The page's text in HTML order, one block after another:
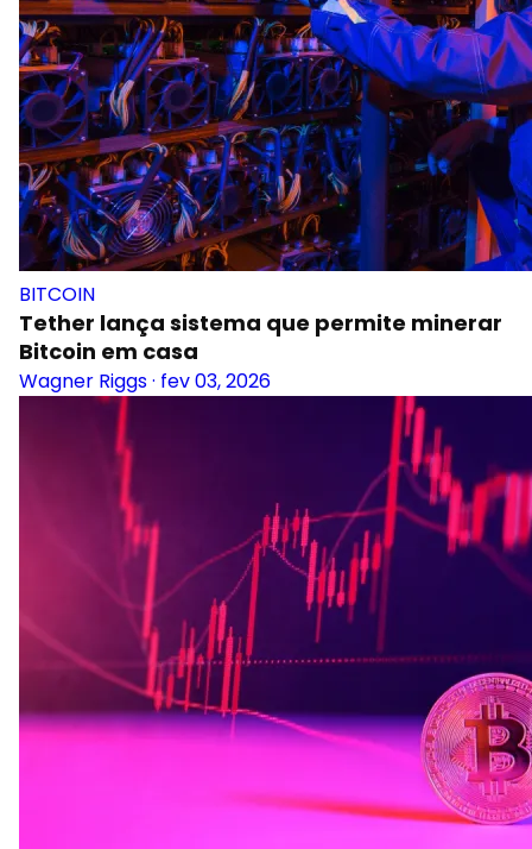
BITCOIN
Tether lança sistema que permite minerar
Bitcoin em casa
Wagner Riggs· fev 03, 2026